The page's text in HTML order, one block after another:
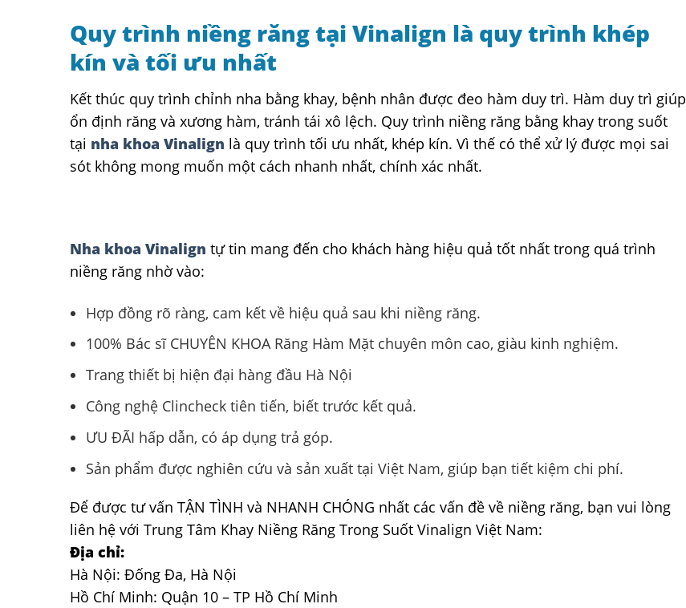
Quy trình niềng răng tại Vinalign là quy trình khép
kín và tối ưu nhất
Kết thúc quy trình chỉnh nha bằng khay, bệnh nhân được đeo hàm duy trì. Hàm duy trì giúp
ổn định răng và xương hàm, tránh tái xô lệch. Quy trình niềng răng bằng khay trong suốt
tại nha khoa Vinalign là quy trình tối ưu nhất, khép kín. Vì thế có thể xử lý được mọi sai
sót không mong muốn một cách nhanh nhất, chính xác nhất.
Nha khoa Vinalign tự tin mang đến cho khách hàng hiệu quả tốt nhất trong quá trình
niềng răng nhờ vào:
Hợp đồng rõ ràng, cam kết về hiệu quả sau khi niềng răng.
100% Bác sĩ CHUYÊN KHOA Răng Hàm Mặt chuyên môn cao, giàu kinh nghiệm.
Trang thiết bị hiện đại hàng đầu Hà Nội
Công nghệ Clincheck tiên tiến, biết trước kết quả.
ƯU ĐÃI hấp dẫn, có áp dụng trả góp.
Sản phẩm được nghiên cứu và sản xuất tại Việt Nam, giúp bạn tiết kiệm chi phí.
Để được tư vấn TẬN TÌNH và NHANH CHÓNG nhất các vấn đề về niềng răng, bạn vui lòng
liên hệ với Trung Tâm Khay Niềng Răng Trong Suốt Vinalign Việt Nam:
Địa chỉ:
Hà Nội: Đống Đa, Hà Nội
Hồ Chí Minh: Quận 10 – TP Hồ Chí Minh